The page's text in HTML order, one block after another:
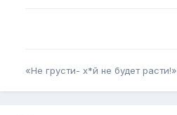
«Не грусти- х*й не будет расти!»